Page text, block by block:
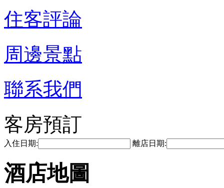
住客評論
周邊景點
聯系我們
客房預訂
入住日期: 離店日期:
酒店地圖